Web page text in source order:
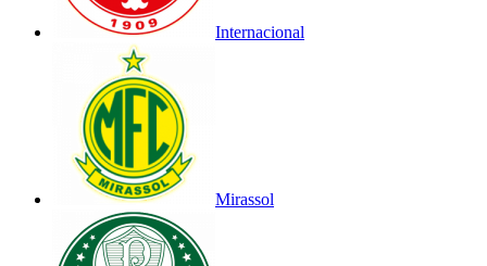
Internacional
Mirassol